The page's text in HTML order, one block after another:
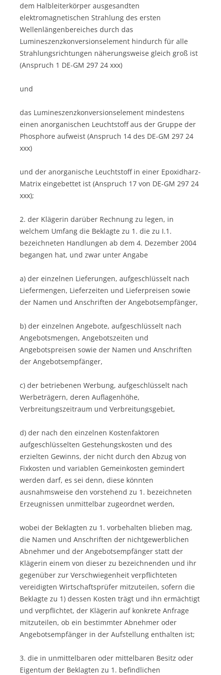
dem Halbleiterkörper ausgesandten
elektromagnetischen Strahlung des ersten
Wellenlängenbereiches durch das
Lumineszenzkonversionselement hindurch für alle
Strahlungsrichtungen näherungsweise gleich groß ist
(Anspruch 1 DE-GM 297 24 xxx)
und
das Lumineszenzkonversionselement mindestens
einen anorganischen Leuchtstoff aus der Gruppe der
Phosphore aufweist (Anspruch 14 des DE-GM 297 24
xxx)
und der anorganische Leuchtstoff in einer Epoxidharz-
Matrix eingebettet ist (Anspruch 17 von DE-GM 297 24
xxx);
2. der Klägerin darüber Rechnung zu legen, in
welchem Umfang die Beklagte zu 1. die zu I.1.
bezeichneten Handlungen ab dem 4. Dezember 2004
begangen hat, und zwar unter Angabe
a) der einzelnen Lieferungen, aufgeschlüsselt nach
Liefermengen, Lieferzeiten und Lieferpreisen sowie
der Namen und Anschriften der Angebotsempfänger,
b) der einzelnen Angebote, aufgeschlüsselt nach
Angebotsmengen, Angebotszeiten und
Angebotspreisen sowie der Namen und Anschriften
der Angebotsempfänger,
c) der betriebenen Werbung, aufgeschlüsselt nach
Werbeträgern, deren Auflagenhöhe,
Verbreitungszeitraum und Verbreitungsgebiet,
d) der nach den einzelnen Kostenfaktoren
aufgeschlüsselten Gestehungskosten und des
erzielten Gewinns, der nicht durch den Abzug von
Fixkosten und variablen Gemeinkosten gemindert
werden darf, es sei denn, diese könnten
ausnahmsweise den vorstehend zu 1. bezeichneten
Erzeugnissen unmittelbar zugeordnet werden,
wobei der Beklagten zu 1. vorbehalten blieben mag,
die Namen und Anschriften der nichtgewerblichen
Abnehmer und der Angebotsempfänger statt der
Klägerin einem von dieser zu bezeichnenden und ihr
gegenüber zur Verschwiegenheit verpflichteten
vereidigten Wirtschaftsprüfer mitzuteilen, sofern die
Beklagte zu 1) dessen Kosten trägt und ihn ermächtigt
und verpflichtet, der Klägerin auf konkrete Anfrage
mitzuteilen, ob ein bestimmter Abnehmer oder
Angebotsempfänger in der Aufstellung enthalten ist;
3. die in unmittelbaren oder mittelbaren Besitz oder
Eigentum der Beklagten zu 1. befindlichen